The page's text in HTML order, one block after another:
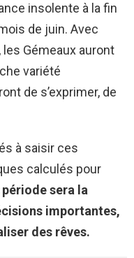
insolente à la fin
de juin. Avec
les Gémeaux auront
variété
de s’exprimer, de
à saisir ces
calculés pour
sera la
importantes,
des rêves.